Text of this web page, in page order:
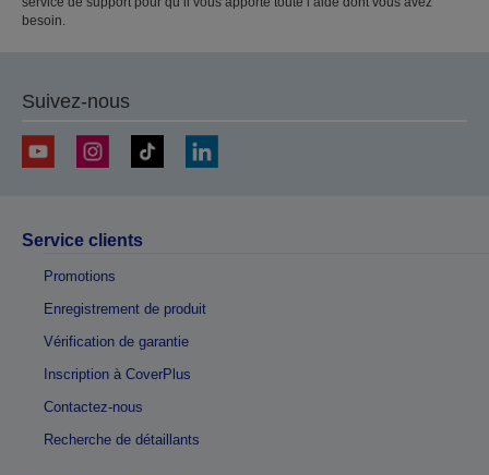
besoin.
Suivez-nous
Service clients
Promotions
Enregistrement de produit
Vérification de garantie
Inscription à CoverPlus
Contactez-nous
Recherche de détaillants